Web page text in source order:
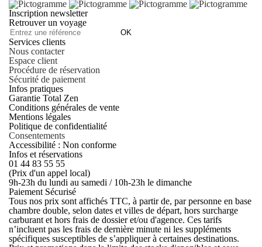
Inscription newsletter
Retrouver un voyage
OK
Services clients
Nous contacter
Espace client
Procédure de réservation
Sécurité de paiement
Infos pratiques
Garantie Total Zen
Conditions générales de vente
Mentions légales
Politique de confidentialité
Consentements
Accessibilité : Non conforme
Infos et réservations
01 44 83 55 55
(Prix d'un appel local)
9h-23h du lundi au samedi / 10h-23h le dimanche
Paiement Sécurisé
Tous nos prix sont affichés TTC, à partir de, par personne en base
chambre double, selon dates et villes de départ, hors surcharge
carburant et hors frais de dossier et/ou d'agence. Ces tarifs
n’incluent pas les frais de dernière minute ni les suppléments
spécifiques susceptibles de s’appliquer à certaines destinations.